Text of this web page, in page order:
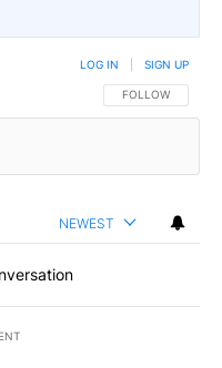
FOLLOW THIS
FOLLOW
LOG IN SIGN UP
NEWEST